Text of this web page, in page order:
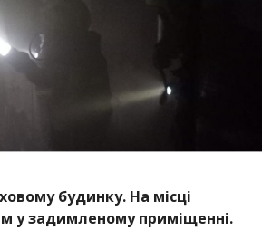
будинку. На місці
у задимленому приміщенні.